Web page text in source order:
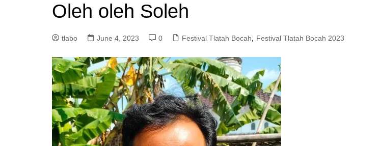
Oleh oleh Soleh
tlabo June 4, 2023 0 Festival Tlatah Bocah Festival Tlatah Bocah 2023